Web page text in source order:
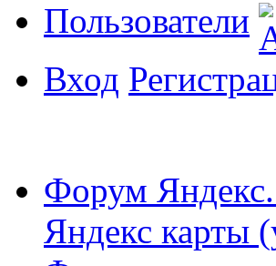
Пользователи
Вход
Форум Яндекс.
Яндекс карты